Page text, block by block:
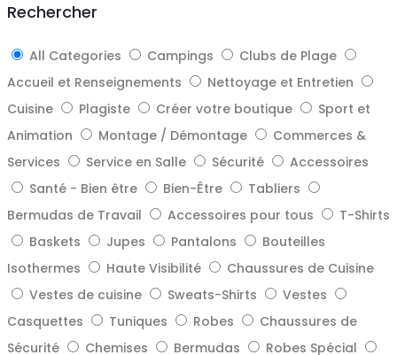
Rechercher
All Categories Campings
Clubs de Plage
Accueil et Renseignements
Nettoyage et Entretien
Cuisine
Plagiste Créer votre boutique
Sport et
Animation
Montage / Démontage
Commerces &
Services
Service en Salle Sécurité
Accessoires
Santé - Bien être
Bien-Être
Tabliers
Bermudas de Travail
Accessoires pour tous
T-Shirts
Baskets
Jupes Pantalons
Bouteilles
Isothermes
Haute Visibilité
Chaussures de Cuisine
Vestes de cuisine
Sweats-Shirts
Vestes
Casquettes
Tuniques Robes
Chaussures de
Sécurité
Chemises Bermudas
Robes Spécial